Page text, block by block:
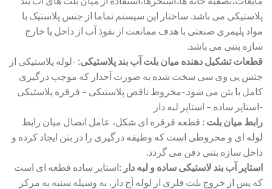
پلاستیکی می باشد. ساختار این سیستم تماما از جنس پلاستیک با
مواد پلیمری صنعتی با هدف ممانعت از نفوذ آب از داخل یا خارج
سازه بتنی می باشد.
قطعات تشکیل دهنده میان بلت آب بند پلاستیکی: -لوله پلاستیکی از
جنس پی وی سی سخت شده به صورت آجدار که موجب درگیری
کامل با بتن می شود.-مخروط ناقص پلاستیکی – قرقره پلاستیکی
-استاپر ساده – استاپر لبه دار
رابط میان بلت : قطعه قرقره ای شکل، عامل اتصال میان رابط
لوله ای و مخروطی است که وظیفه درگیری را در بتن ایجاد کرده و
داخل سازه بتنی دفن می گردد.
استاپر آب بند لاستیکی ساده و لبه دار :استاپر ساده قطعه ای است
که پس از خروج بلت فلزی از لوله آج دار، به وسیله سنبه به مرکز